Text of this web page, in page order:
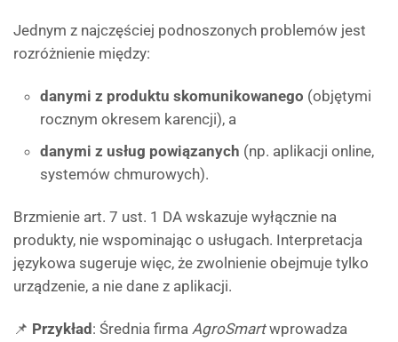
Jednym z najczęściej podnoszonych problemów jest
rozróżnienie między:
danymi z produktu skomunikowanego (objętymi
rocznym okresem karencji), a
danymi z usług powiązanych (np. aplikacji online,
systemów chmurowych).
Brzmienie art. 7 ust. 1 DA wskazuje wyłącznie na
produkty, nie wspominając o usługach. Interpretacja
językowa sugeruje więc, że zwolnienie obejmuje tylko
urządzenie, a nie dane z aplikacji.
📌 Przykład : Średnia firma AgroSmartwprowadza